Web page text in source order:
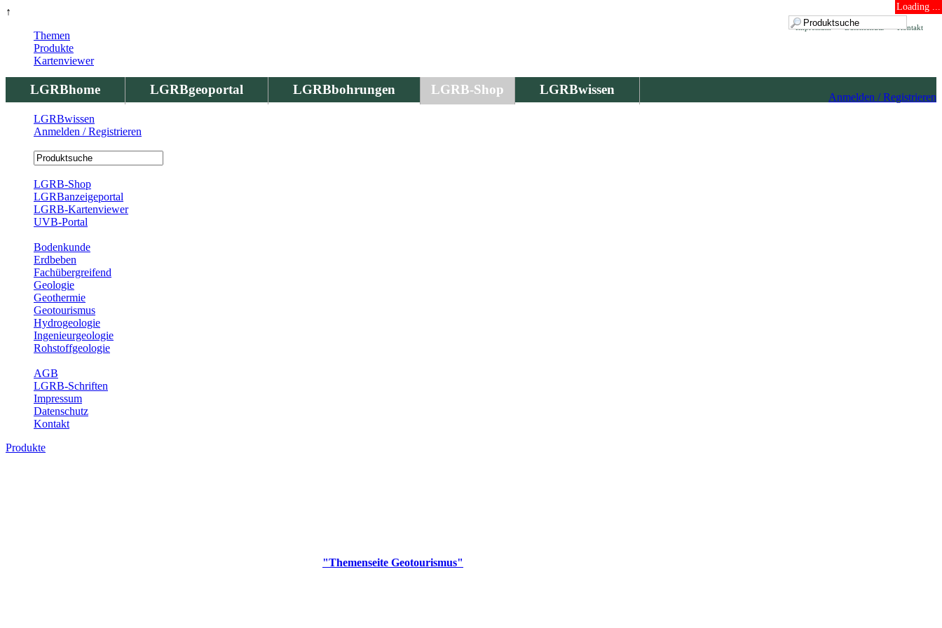
↑ Loading ...
Kontakt
Datenschutz
Impressum
LGRBhome LGRBgeoportal LGRBbohrungen LGRB-Shop LGRBwissen
Anmelden / Registrieren
Themen
Produkte
Kartenviewer
LGRBwissen
Anmelden / Registrieren
LGRB-Shop
LGRBanzeigeportal
LGRB-Kartenviewer
UVB-Portal
Bodenkunde
Erdbeben
Fachübergreifend
Geologie
Geothermie
Geotourismus
Hydrogeologie
Ingenieurgeologie
Rohstoffgeologie
AGB
LGRB-Schriften
Impressum
Datenschutz
Kontakt
Produkte
"Themenseite Geotourismus"